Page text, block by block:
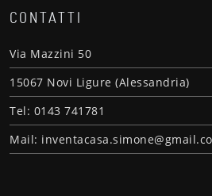
CONTATTI
Via Mazzini 50
15067 Novi Ligure (Alessandria)
Tel: 0143 741781
Mail: